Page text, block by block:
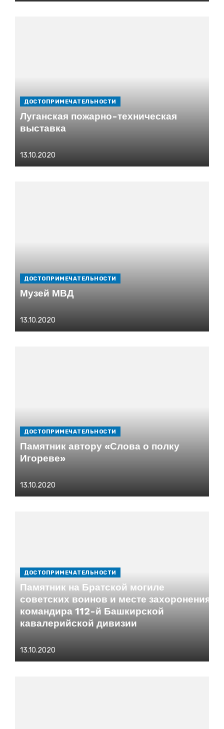
на
ДОСТОПРИМЕЧАТЕЛЬНОСТИ
Луганская пожарно-техническая
выставка
Опубликовано
на
13.10.2020
ДОСТОПРИМЕЧАТЕЛЬНОСТИ
Музей МВД
Опубликовано
на
13.10.2020
ДОСТОПРИМЕЧАТЕЛЬНОСТИ
Памятник автору «Слова о полку
Игореве»
Опубликовано
на
13.10.2020
ДОСТОПРИМЕЧАТЕЛЬНОСТИ
Памятник на Братской могиле
советских воинов и месте захоронения
командира 112-й Башкирской
кавалерийской дивизии
Опубликовано
на
13.10.2020